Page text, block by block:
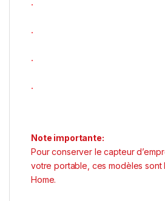
.
.
.
.
Note importante:
Pour conserver le capteur
votre portable, ces modèles sont
Home.